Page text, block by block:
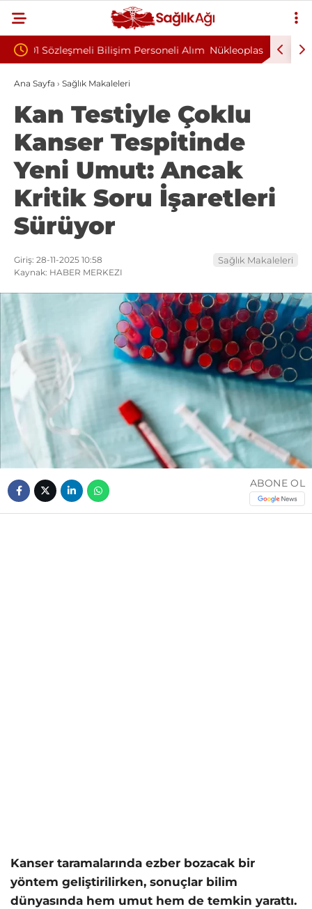
Alım Nükleoplasti mi, Ameliyat mı? Bel ve Boyun
Fıtığında Doğru Tedavi Seçimi
Ana Sayfa › Sağlık Makaleleri
Kan Testiyle Çoklu
Kanser Tespitinde
Yeni Umut: Ancak
Kritik Soru İşaretleri
Sürüyor
Giriş: 28-11-2025 10:58
Kaynak: HABER MERKEZI
Sağlık Makaleleri
ABONE OL
Kanser taramalarında ezber bozacak bir
yöntem geliştirilirken, sonuçlar bilim
dünyasında hem umut hem de temkin yarattı.